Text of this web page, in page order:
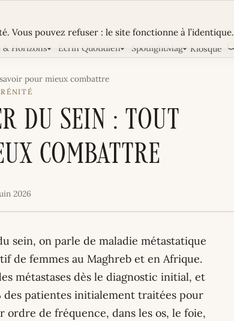
& Horizons Écrin Quotidien SpotlightMag Kiosque
pour mieux combattre
du sein : tout
combattre
2026
sein, on parle de maladie métastatique
de femmes au Maghreb et en Afrique.
métastases dès le diagnostic initial, et
des patientes initialement traitées pour
ordre de fréquence, dans les os, le foie,
Vous pouvez refuser : le site fonctionne à l’identique.